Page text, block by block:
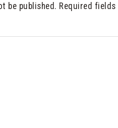
be published. Required fields